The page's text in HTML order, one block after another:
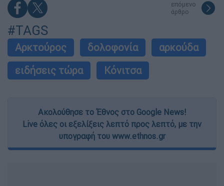
επόμενο
άρθρο
#TAGS
Αρκτούρος δολοφονία
αρκούδα
ειδήσεις τώρα
Κόνιτσα
Ακολούθησε το Έθνος στο Google News!
Live όλες οι εξελίξεις λεπτό προς λεπτό, με την
υπογραφή του www.ethnos.gr